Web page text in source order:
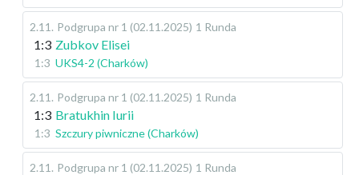
2.11 . Podgrupa nr 1 (02.11.2025) 1 Runda
1:3 Zubkov Elisei
1:3 UKS4-2 (Charków)
2.11 . Podgrupa nr 1 (02.11.2025) 1 Runda
1:3 Bratukhin Iurii
1:3 Szczury piwniczne (Charków)
2.11 . Podgrupa nr 1 (02.11.2025) 1 Runda